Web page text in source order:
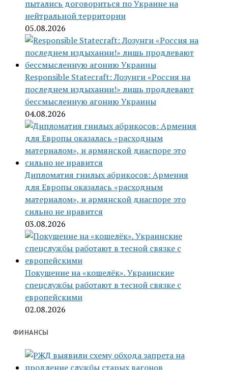
пытались договориться по Украине на
нейтральной территории
05.08.2026
Responsible Statecraft: Лозунги «Россия на
последнем издыхании!» лишь продлевают
бессмысленную агонию Украины
04.08.2026
Дипломатия гнилых абрикосов: Армения
для Европы оказалась «расходным
материалом», и армянской диаспоре это
сильно не нравится
03.08.2026
Покушение на «кошелёк». Украинские
спецслужбы работают в тесной связке с
европейскими
02.08.2026
ФИНАНСЫ